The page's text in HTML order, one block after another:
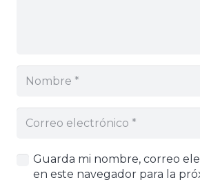
Guarda mi nombre, correo
en este navegador para la